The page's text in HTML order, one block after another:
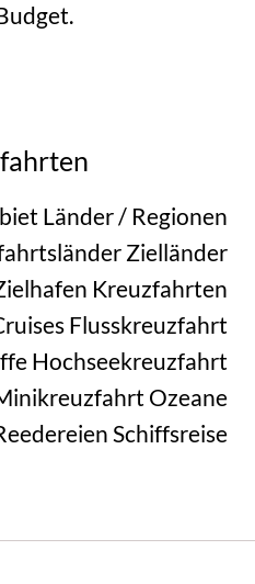
Länder / Regionen
Zielländer
Kreuzfahrten
Flusskreuzfahrt
Hochseekreuzfahrt
Ozeane
Schiffsreise